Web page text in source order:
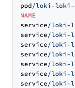
pod/loki-loki-
NAME
service/loki-
service/loki-
service/loki-
service/loki-
service/loki-
service/loki-
service/loki-